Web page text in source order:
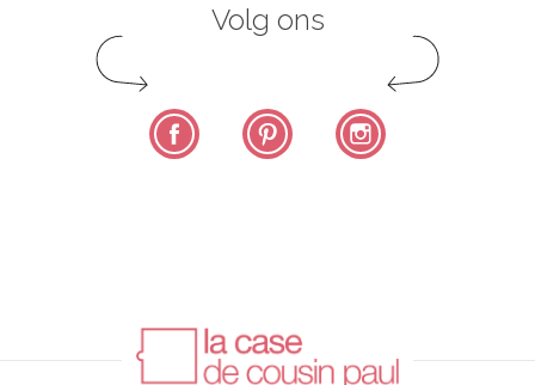
Volg ons
Facebook Pinterest